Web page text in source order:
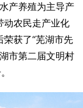
产养殖为主导产
动农民走产业化
获了“芜湖市先
市第二届文明村